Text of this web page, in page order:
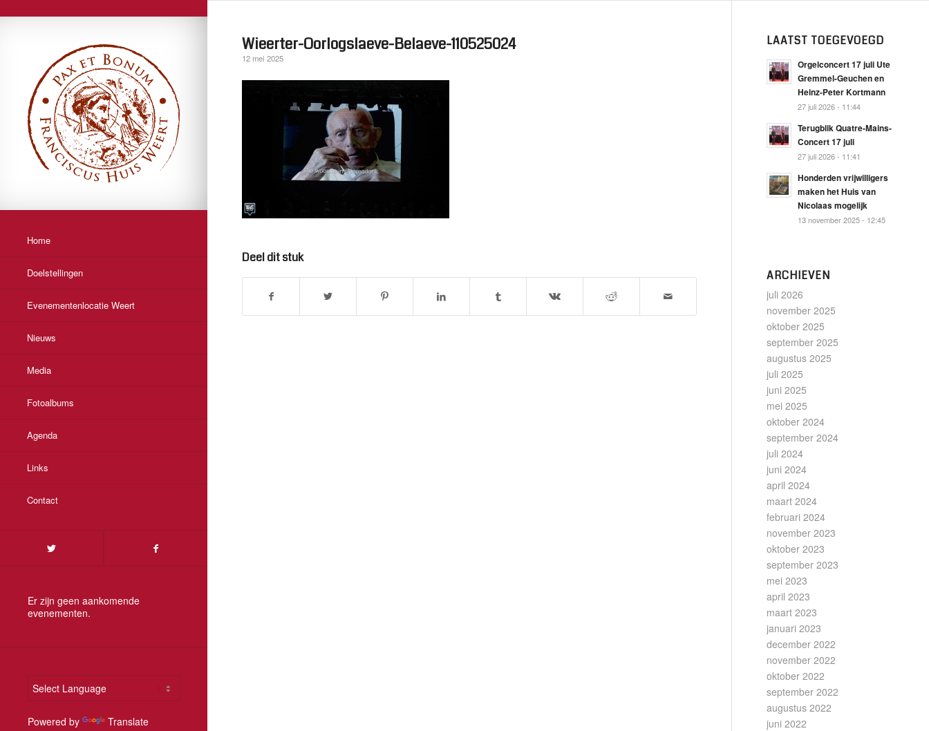
Home
Doelstellingen
Evenementenlocatie Weert
Nieuws
Media
Fotoalbums
Agenda
Links
Contact
Er zijn geen aankomende
evenementen.
Powered by Translate
Wieerter-Oorlogslaeve-Belaeve-110525024
12 mei 2025
Deel dit stuk
LAATST TOEGEVOEGD
Orgelconcert 17 juli Ute
Gremmel-Geuchen en
Heinz-Peter Kortmann
27 juli 2026 - 11:44
Terugblik Quatre-Mains-
Concert 17 juli
27 juli 2026 - 11:41
Honderden vrijwilligers
maken het Huis van
Nicolaas mogelijk
13 november 2025 - 12:45
ARCHIEVEN
juli 2026
november 2025
oktober 2025
september 2025
augustus 2025
juli 2025
juni 2025
mei 2025
oktober 2024
september 2024
juli 2024
juni 2024
april 2024
maart 2024
februari 2024
november 2023
oktober 2023
september 2023
mei 2023
april 2023
maart 2023
januari 2023
december 2022
november 2022
oktober 2022
september 2022
augustus 2022
juni 2022